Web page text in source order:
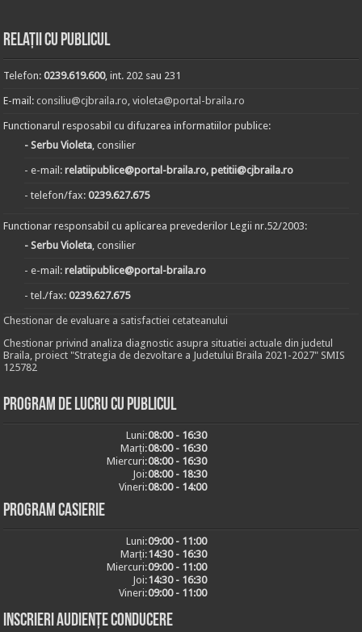
Relații cu publicul
Telefon:0239.619.600, int. 202 sau 231
E-mail:consiliu@cjbraila.ro,violeta@portal-braila.ro
Functionarul resposabil cu difuzarea informatiilor publice:
- Serbu Violeta, consilier
- e-mail:relatiipublice@portal-braila.ro, petitii@cjbraila.ro
- telefon/fax:0239.627.675
Functionar responsabil cu aplicarea prevederilor Legii nr.52/2003:
- Serbu Violeta, consilier
- e-mail:relatiipublice@portal-braila.ro
- tel./fax:0239.627.675
Chestionar de evaluare a satisfactiei cetateanului
Chestionar privind analiza diagnostic asupra situatiei actuale din judetul
Braila, proiect "Strategia de dezvoltare a Judetului Braila 2021-2027" SMIS
125782
Program de lucru cu publicul
Luni:08:00 - 16:30
Marți:08:00 - 16:30
Miercuri:08:00 - 16:30
Joi:08:00 - 18:30
Vineri:08:00 - 14:00
Program casierie
Luni:09:00 - 11:00
Marți:14:30 - 16:30
Miercuri:09:00 - 11:00
Joi:14:30 - 16:30
Vineri:09:00 - 11:00
Inscrieri audiențe conducere